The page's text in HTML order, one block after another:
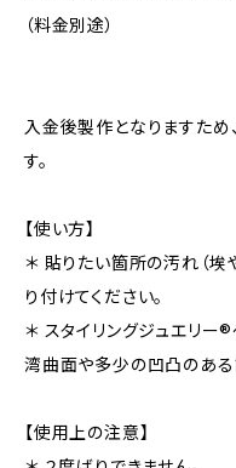
（料金別途）
入金後製作となりますため
す。
【使い方】
＊ 貼りたい箇所の汚れ（埃
り付けてください。
＊ スタイリングジュエリ
湾曲面や多少の凹凸のある
【使用上の注意】